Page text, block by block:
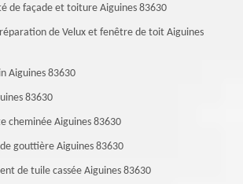
de façade et toiture Aiguines 83630
de Velux et fenêtre de toit Aiguines
Aiguines 83630
83630
cheminée Aiguines 83630
gouttière Aiguines 83630
de tuile cassée Aiguines 83630